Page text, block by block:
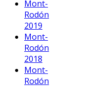
Mont-
Rodón
2019
Mont-
Rodón
2018
Mont-
Rodón